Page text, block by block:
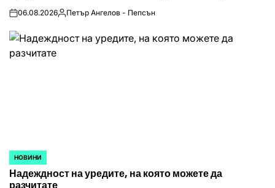
on06.08.2026PostedПетър Ангелов - Пепсън
POSTED
IN
НОВИНИ
Надеждност на уредите, на която можете да